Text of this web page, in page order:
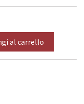
al carrello